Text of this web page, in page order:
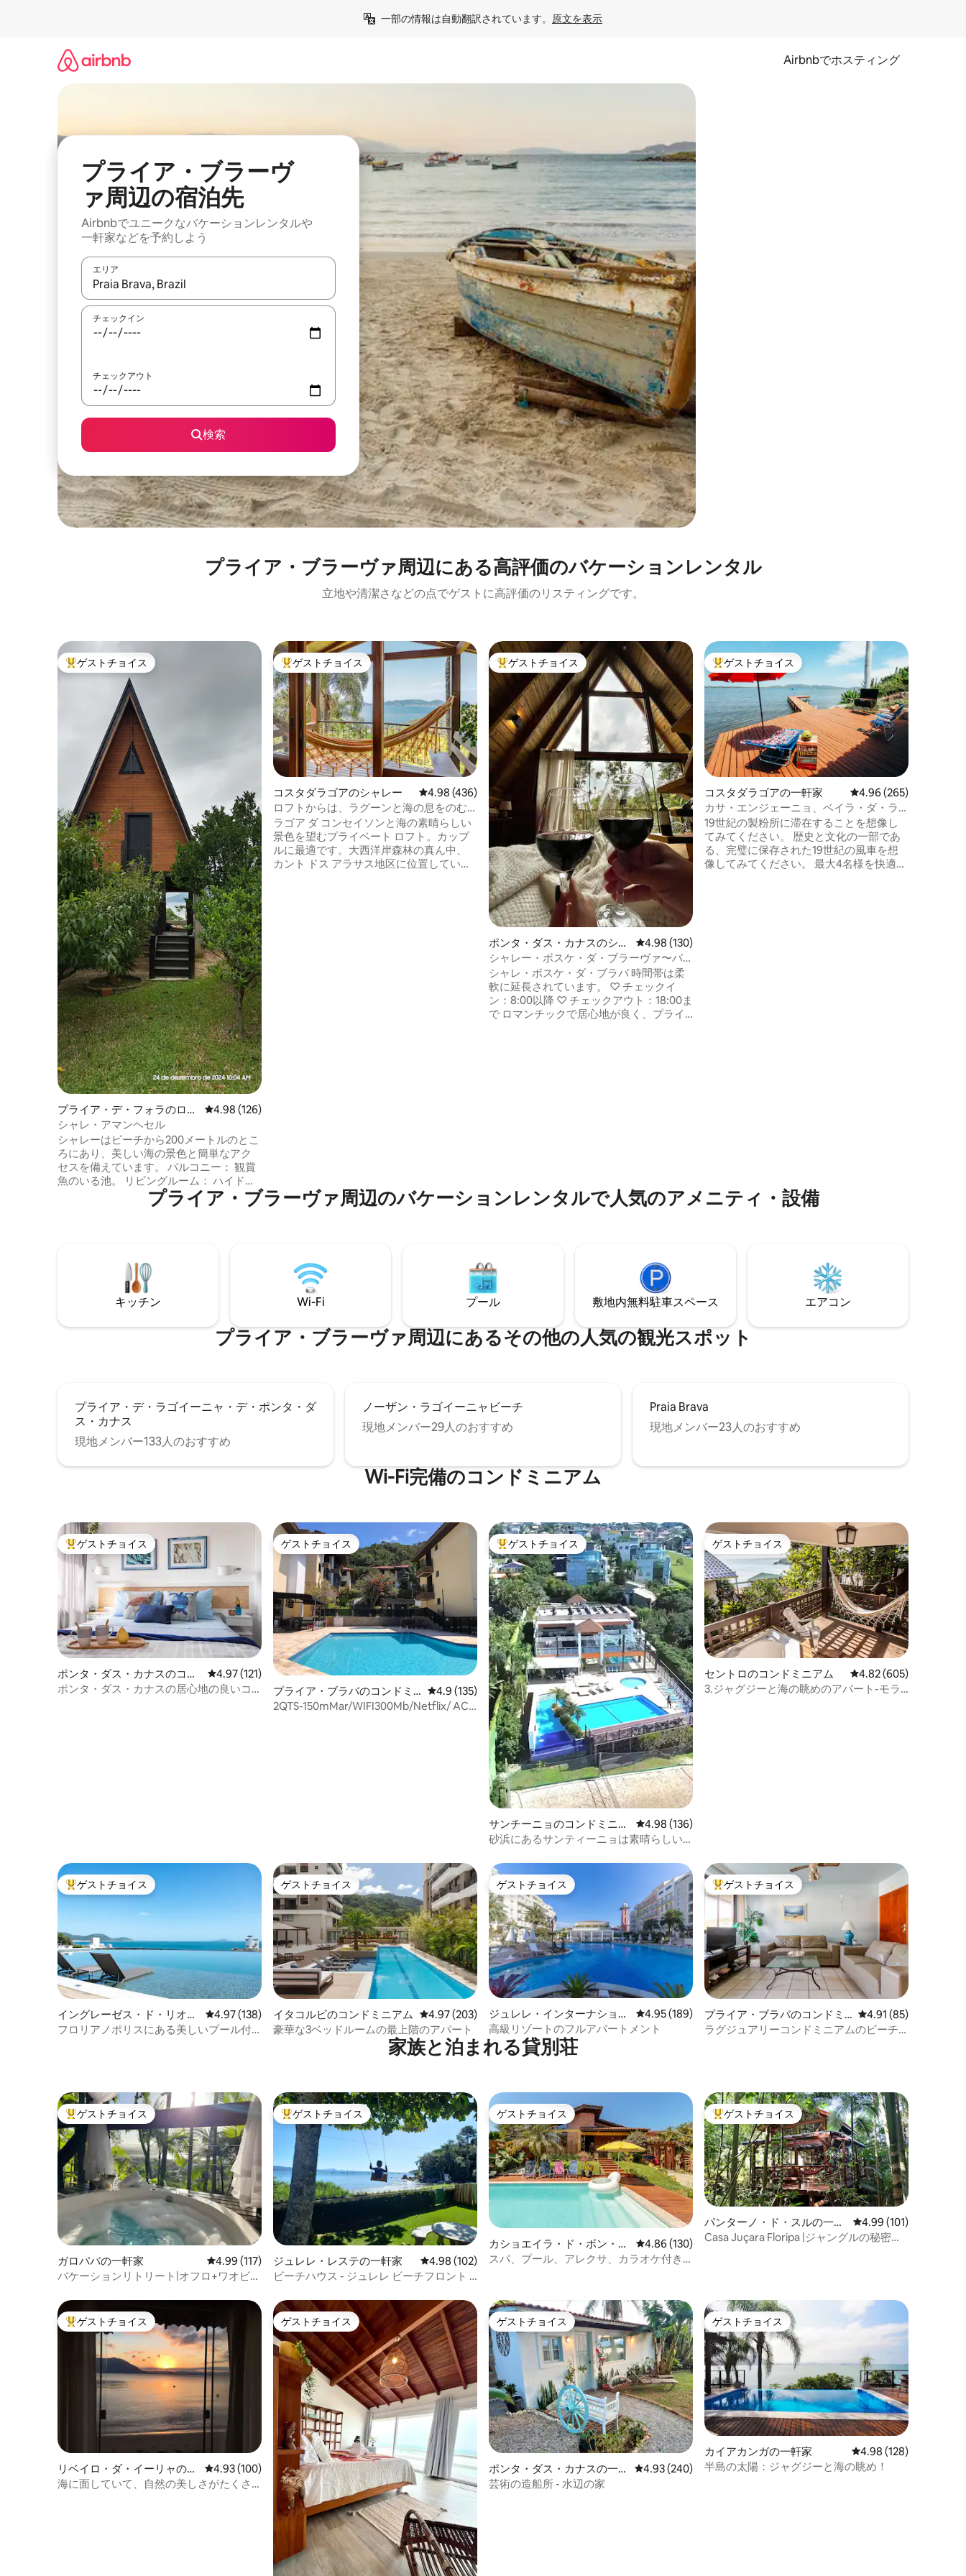
一部の情報は自動翻訳されています。 原文を表示
Airbnbでホスティング
プライア・ブラーヴ
ァ⁠周⁠辺⁠の宿⁠泊⁠先
Airbnbでユニークなバ⁠ケ⁠ー⁠シ⁠ョ⁠ンレ⁠ン⁠タ⁠ルや
一⁠軒⁠家な⁠ど⁠を予⁠約⁠し⁠よ⁠う
エリア
検索結果が表示されたら、上下の矢印キーを使って移動するか、画面をタッチまたはスワイプして検索結果を確認することができます。
チェックイン
チェックアウト
検索
プライア・ブラーヴァ⁠周⁠辺⁠に⁠あ⁠る高⁠評⁠価⁠のバ⁠ケ⁠ー⁠シ⁠ョ⁠ン⁠レ⁠ン⁠タ⁠ル
立地や清潔さなどの点でゲストに高評価のリスティングです。
大好評のゲストチョイスです。
ゲストチョイス
プライア・デ・フォラのログ
ハウス
レビュー126件、5つ星中4.98つ星の平均評価
4.98 (126)
シャレ・アマンヘセル
シャレーはビーチから200メートルのとこ
ろにあり、美しい海の景色と簡単なアク
セスを備えています。 バルコニー： 観賞
魚のいる池。 リビングルーム： ハイドロ
マッサージとクロモセラピー付きバスタ
ブ、43インチ4Kスマートテレビ、3つの調
トル、ブレンダー、その他の調理器具。
バスルーム： ガス暖房の蛇口とシャワ
エアコン付きシャレー。
大好評のゲストチョイスです。
ゲストチョイス
コスタダラゴアのシャレー レビュー436件、5つ星中4.98つ星の平均評価
4.98 (436)
ロフトからは、ラグーンと海の息をのむ
ような眺めが楽しめます。
ラゴア ダ コンセイソンと海の素晴らしい
景色を望むプライベート ロフト。カップ
ルに最適です。大西洋岸森林の真ん中、
カント ドス アラサス地区に位置していま
大好評のゲストチョイスです。
ゲストチョイス
ポンタ・ダス・カナスのシャ
レー
レビュー130件、5つ星中4.98つ星の平均評価
4.98 (130)
シャレー・ボスケ・ダ・ブラーヴァ〜バ
スタブとプライバシー！
シャレ・ボスケ・ダ・ブラバ 時間帯は柔
軟に延長されています。 ♡ チェックイ
ン：8:00以降 ♡ チェックアウト：18:00ま
で ロマンチックで居心地が良く、プライ
大好評のゲストチョイスです。
ゲストチョイス
コスタダラゴアの一軒家 レビュー265件、5つ星
4.96 (265)
カサ・エンジェーニョ、ベイラ・ダ・ラ
ゴア歴史的環境
19世紀の製粉所に滞在することを想像し
てみてください。 歴史と文化の一部であ
る、完璧に保存された19世紀の風車を想
像してみてください。 最大4名様を快適に
プライア・ブラーヴァ⁠周⁠辺⁠のバ⁠ケ⁠ー⁠シ⁠ョ⁠ン⁠レ⁠ン⁠タ⁠ル⁠で人⁠気⁠のア⁠メ⁠ニ⁠テ⁠ィ⁠・⁠設⁠備
キッチン Wi-Fi プール 敷地内無料駐⁠車ス⁠ペ⁠ー⁠ス エアコン
プライア・ブラーヴァ⁠周⁠辺⁠に⁠あ⁠るそ⁠の⁠他⁠の人⁠気⁠の観⁠光⁠ス⁠ポ⁠ッ⁠ト
プライア・デ・ラゴイーニャ・デ・ポンタ・ダ
ス・カナス
現地メンバー133人のおすすめ
ノーザン・ラゴイーニャビーチ
現地メンバー29人のおすすめ
Praia Brava
現地メンバー23人のおすすめ
Wi-Fi完備のコンドミニアム
大好評のゲストチョイスです。
ゲストチョイス
ポンタ・ダス・カナスのコン
ドミニアム
レビュー121件、5つ星中4.97つ星の平均評価
4.97 (121)
ポンタ・ダス・カナスの居心地の良いコ
ゲストチョイス
ゲストチョイス
プライア・ブラバのコンドミ
ニアム
レビュー135件、5つ星中4.9つ星の平均評価
4.9 (135)
2QTS-150mMar/WIFI300Mb/Netflix/ AC /
大好評のゲストチョイスです。
ゲストチョイス
サンチーニョのコンドミニア
ム
レビュー136件、5つ星中4.98つ星の平均評価
4.98 (136)
砂浜にあるサンティーニョは素晴らしい
ゲストチョイス
ゲストチョイス
セントロのコンドミニアム レビュー605件、5つ星
4.82 (605)
3.ジャグジーと海の眺めのアパート-モラ
大好評のゲストチョイスです。
ゲストチョイス
イングレーゼス・ド・リオ・
ヴェルメーリョのコンドミニ
レビュー138件、5つ星中4.97つ星の平均評価
4.97 (138)
フロリアノポリスにある美しいプール付
ゲストチョイス
ゲストチョイス
イタコルビのコンドミニアム レビュー203件、5つ星中4.97つ星の平均評価
4.97 (203)
豪華な3ベッドルームの最上階のアパート
ゲストチョイス
ゲストチョイス
ジュレレ・インターナショナ
ルのコンドミニアム
レビュー189件、5つ星中4.95つ星の平均評価
4.95 (189)
高級リゾートのフルアパートメント
大好評のゲストチョイスです。
ゲストチョイス
プライア・ブラバのコンドミ
ニアム
レビュー85件、5つ
4.91 (85)
ラグジュアリーコンドミニアムのビーチ
家族と泊まれる貸別荘
大好評のゲストチョイスです。
ゲストチョイス
ガロパバの一軒家 レビュー117件、5つ星中4.99つ星の平均評価
4.99 (117)
バケーションリトリート|オフロ+ワオビュ
大好評のゲストチョイスです。
ゲストチョイス
ジュレレ・レステの一軒家 レビュー102件、5つ星中4.98つ星の平均評価
4.98 (102)
ビーチハウス - ジュレレ ビーチフロント -
ゲストチョイス
ゲストチョイス
カショエイラ・ド・ボン・ジ
ェズスの一軒家
レビュー130件、5つ星中4.86つ星の平均評価
4.86 (130)
スパ、プール、アレクサ、カラオケ付き
大好評のゲストチョイスです。
ゲストチョイス
パンターノ・ド・スルの一軒
家
レビュー101件、5つ
4.99 (101)
Casa Juçara Floripa |ジャングルの秘密の
大好評のゲストチョイスです。
ゲストチョイス
リベイロ・ダ・イーリャの一
軒家
レビュー100件、5つ星中4.93つ星の平均評価
4.93 (100)
海に面していて、自然の美しさがたくさ
ゲストチョイス
ゲストチョイス ゲストチョイス
ゲストチョイス
ポンタ・ダス・カナスの一軒
家
レビュー240件、5つ星中4.93つ星の平均評価
4.93 (240)
芸術の造船所 - 水辺の家
ゲストチョイス
ゲストチョイス
カイアカンガの一軒家 レビュー128件、5つ
4.98 (128)
半島の太陽：ジャグジーと海の眺め！